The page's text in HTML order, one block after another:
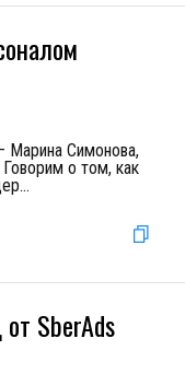
Марина Симонова,
о том, как
...
SberAds